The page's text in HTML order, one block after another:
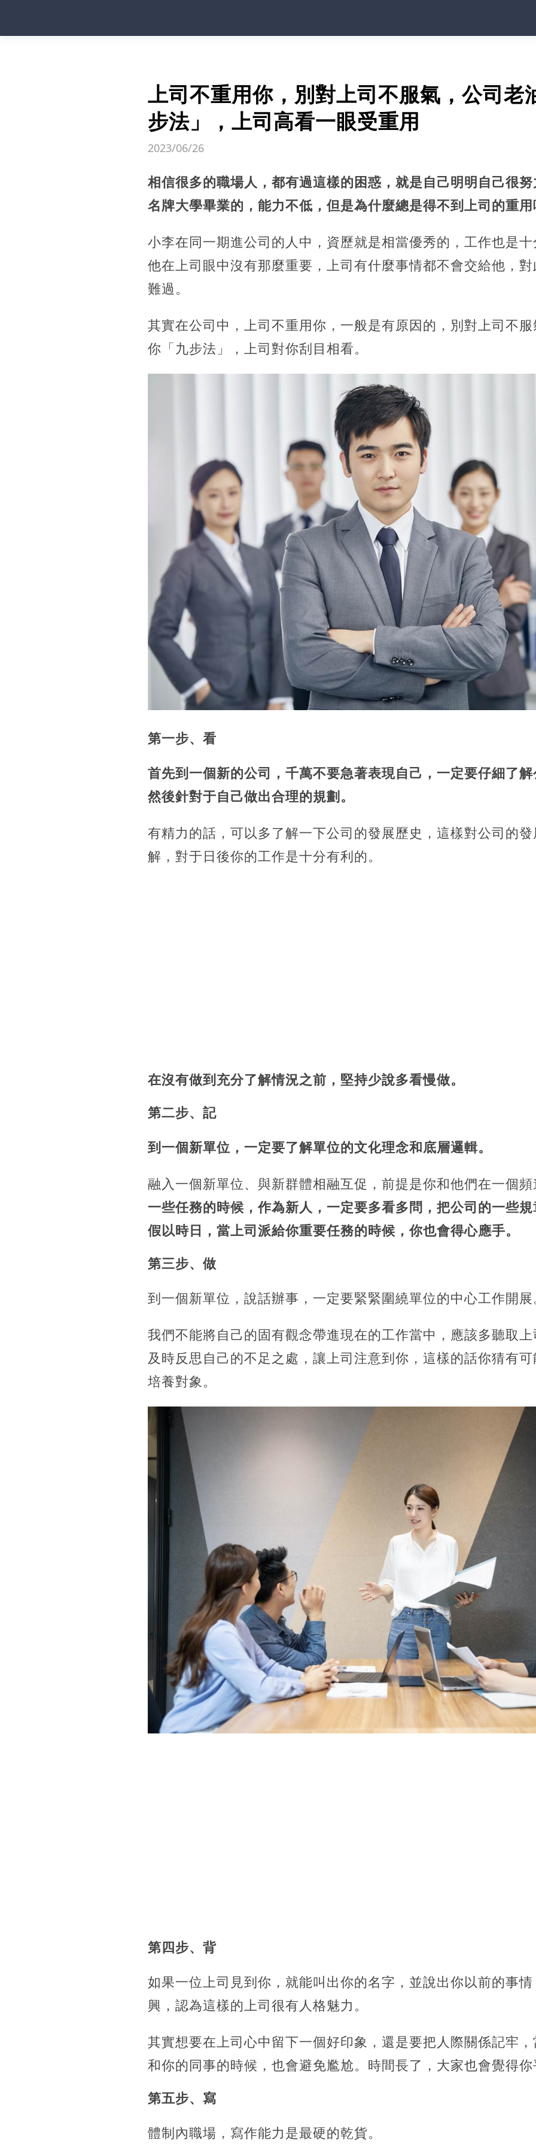
上司不重用你，別對上司不服氣，公司老
步法」，上司高看一眼受重用
2023/06/26
相信很多的職場人，都有過這樣的困惑，就是自己明明自己很
名牌大學畢業的，能力不低，但是為什麼總是得不到上司的重用
小李在同一期進公司的人中，資歷就是相當優秀的，工作也是
他在上司眼中沒有那麼重要，上司有什麼事情都不會交給他，
難過。
其實在公司中，上司不重用你，一般是有原因的，別對上司不
你「九步法」，上司對你刮目相看。
第一步、看
首先到一個新的公司，千萬不要急著表現自己，一定要仔細了解
然後針對于自己做出合理的規劃。
有精力的話，可以多了解一下公司的發展歷史，這樣對公司的
解，對于日後你的工作是十分有利的。
在沒有做到充分了解情況之前，堅持少說多看慢做。
第二步、記
到一個新單位，一定要了解單位的文化理念和底層邏輯。
融入一個新單位、與新群體相融互促，前提是你和他們在一個頻
一些任務的時候，作為新人，一定要多看多問，把公司的一些規
假以時日，當上司派給你重要任務的時候，你也會得心應手。
第三步、做
到一個新單位，說話辦事，一定要緊緊圍繞單位的中心工作開展
我們不能將自己的固有觀念帶進現在的工作當中，應該多聽取上
及時反思自己的不足之處，讓上司注意到你，這樣的話你猜有
培養對象。
第四步、背
如果一位上司見到你，就能叫出你的名字，並說出你以前的事
興，認為這樣的上司很有人格魅力。
其實想要在上司心中留下一個好印象，還是要把人際關係記牢，
和你的同事的時候，也會避免尷尬。時間長了，大家也會覺得你
第五步、寫
體制內職場，寫作能力是最硬的乾貨。